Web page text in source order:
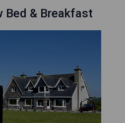
Bed & Breakfast